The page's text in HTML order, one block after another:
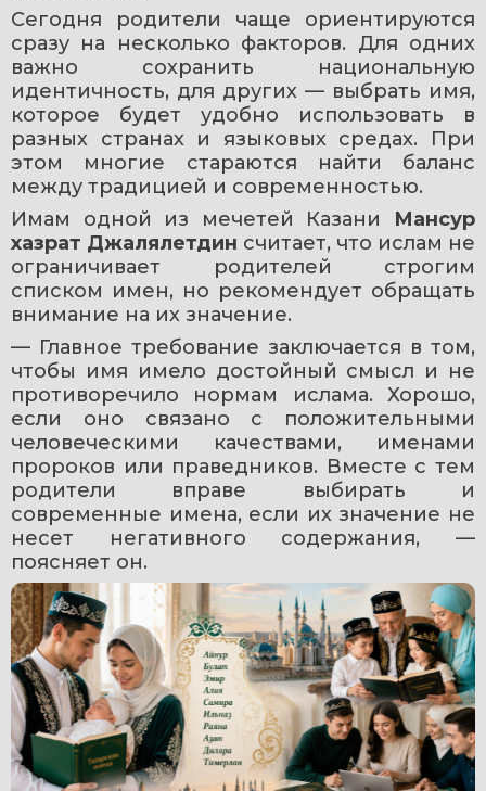
Сегодня родители чаще ориентируются
сразу на несколько факторов. Для одних
важно сохранить национальную
идентичность, для других — выбрать имя,
которое будет удобно использовать в
разных странах и языковых средах. При
этом многие стараются найти баланс
между традицией и современностью.
Имам одной из мечетей Казани Мансур
хазрат Джалялетдин считает, что ислам не
ограничивает родителей строгим
списком имен, но рекомендует обращать
внимание на их значение.
— Главное требование заключается в том,
чтобы имя имело достойный смысл и не
противоречило нормам ислама. Хорошо,
если оно связано с положительными
человеческими качествами, именами
пророков или праведников. Вместе с тем
родители вправе выбирать и
современные имена, если их значение не
несет негативного содержания, —
поясняет он.